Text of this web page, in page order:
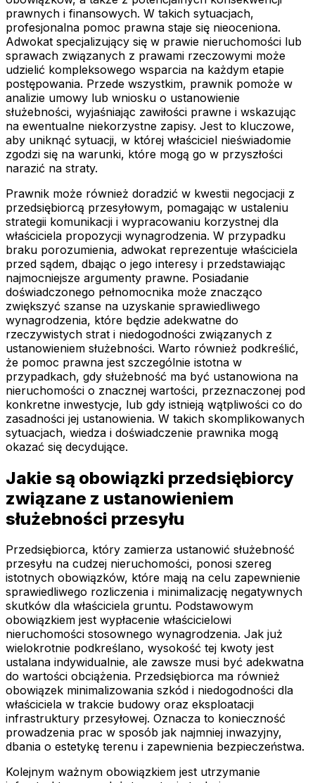
prawnych i finansowych. W takich sytuacjach,
profesjonalna pomoc prawna staje się nieoceniona.
Adwokat specjalizujący się w prawie nieruchomości lub
sprawach związanych z prawami rzeczowymi może
udzielić kompleksowego wsparcia na każdym etapie
postępowania. Przede wszystkim, prawnik pomoże w
analizie umowy lub wniosku o ustanowienie
służebności, wyjaśniając zawiłości prawne i wskazując
na ewentualne niekorzystne zapisy. Jest to kluczowe,
aby uniknąć sytuacji, w której właściciel nieświadomie
zgodzi się na warunki, które mogą go w przyszłości
narazić na straty.
Prawnik może również doradzić w kwestii negocjacji z
przedsiębiorcą przesyłowym, pomagając w ustaleniu
strategii komunikacji i wypracowaniu korzystnej dla
właściciela propozycji wynagrodzenia. W przypadku
braku porozumienia, adwokat reprezentuje właściciela
przed sądem, dbając o jego interesy i przedstawiając
najmocniejsze argumenty prawne. Posiadanie
doświadczonego pełnomocnika może znacząco
zwiększyć szanse na uzyskanie sprawiedliwego
wynagrodzenia, które będzie adekwatne do
rzeczywistych strat i niedogodności związanych z
ustanowieniem służebności. Warto również podkreślić,
że pomoc prawna jest szczególnie istotna w
przypadkach, gdy służebność ma być ustanowiona na
nieruchomości o znacznej wartości, przeznaczonej pod
konkretne inwestycje, lub gdy istnieją wątpliwości co do
zasadności jej ustanowienia. W takich skomplikowanych
sytuacjach, wiedza i doświadczenie prawnika mogą
okazać się decydujące.
Jakie są obowiązki przedsiębiorcy
związane z ustanowieniem
służebności przesyłu
Przedsiębiorca, który zamierza ustanowić służebność
przesyłu na cudzej nieruchomości, ponosi szereg
istotnych obowiązków, które mają na celu zapewnienie
sprawiedliwego rozliczenia i minimalizację negatywnych
skutków dla właściciela gruntu. Podstawowym
obowiązkiem jest wypłacenie właścicielowi
nieruchomości stosownego wynagrodzenia. Jak już
wielokrotnie podkreślano, wysokość tej kwoty jest
ustalana indywidualnie, ale zawsze musi być adekwatna
do wartości obciążenia. Przedsiębiorca ma również
obowiązek minimalizowania szkód i niedogodności dla
właściciela w trakcie budowy oraz eksploatacji
infrastruktury przesyłowej. Oznacza to konieczność
prowadzenia prac w sposób jak najmniej inwazyjny,
dbania o estetykę terenu i zapewnienia bezpieczeństwa.
Kolejnym ważnym obowiązkiem jest utrzymanie